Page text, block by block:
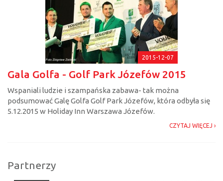
2015-12-07
Gala Golfa - Golf Park Józefów 2015
Wspaniali ludzie i szampańska zabawa- tak można
podsumować Galę Golfa Golf Park Józefów, która odbyła się
5.12.2015 w Holiday Inn Warszawa Józefów.
CZYTAJ WIĘCEJ ›
Partnerzy